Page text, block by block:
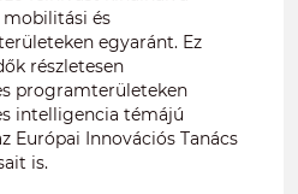
és
egyaránt. Ez
részletesen
programterületeken
intelligencia témájú
Európai Innovációs Tanács
is.